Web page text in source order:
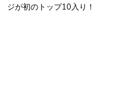
ジが初のトップ10入り！